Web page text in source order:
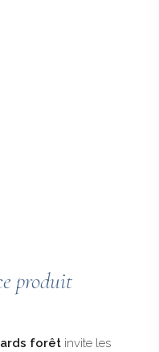
produit
forêt invite les